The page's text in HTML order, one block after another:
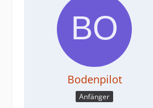
Bodenpilot
Anfänger